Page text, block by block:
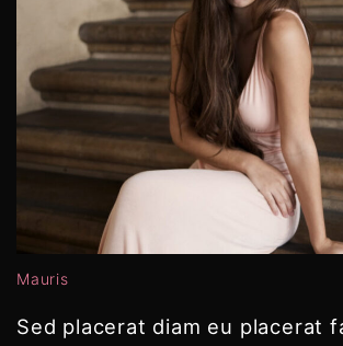
Mauris
Sed placerat diam eu placerat